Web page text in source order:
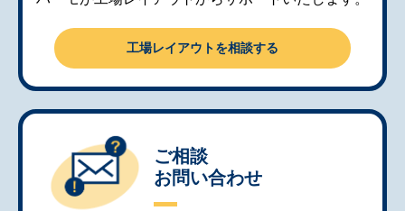
工場レイアウトを相談する
ご相談
お問い合わせ